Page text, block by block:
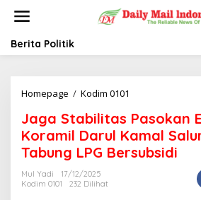
t
Berita Politik
Homepage / Kodim 0101
g
a
S
t
Jaga Stabilitas Pasokan
Koramil Darul Kamal
Tabung LPG Bersubsidi
Mul Yadi
17/12/2025
Kodim 0101
232 Dilihat